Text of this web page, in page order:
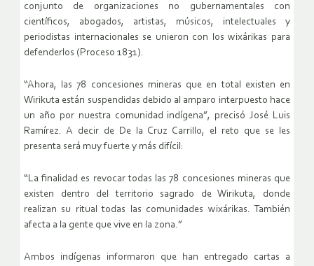
conjunto de organizaciones no gubernamentales con
científicos, abogados, artistas, músicos, intelectuales y
periodistas internacionales se unieron con los wixárikas para
defenderlos (Proceso 1831).
“Ahora, las 78 concesiones mineras que en total existen en
Wirikuta están suspendidas debido al amparo interpuesto hace
un año por nuestra comunidad indígena”, precisó José Luis
Ramírez. A decir de De la Cruz Carrillo, el reto que se les
presenta será muy fuerte y más difícil:
“La finalidad es revocar todas las 78 concesiones mineras que
existen dentro del territorio sagrado de Wirikuta, donde
realizan su ritual todas las comunidades wixárikas. También
afecta a la gente que vive en la zona.”
Ambos indígenas informaron que han entregado cartas a